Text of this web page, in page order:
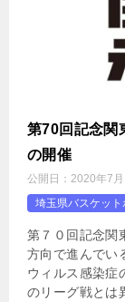
第70回記念関
の開催
公開日： 2020年7月
埼玉県バスケッ
第７０回記念関
方向で進んでい
ウィルス感染症
のリーグ戦とは